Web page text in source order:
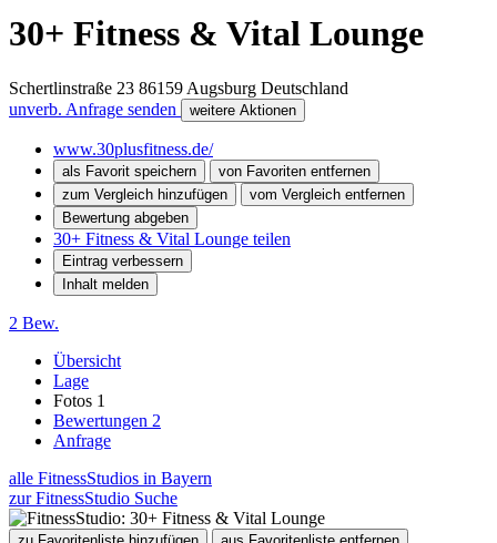
30+ Fitness & Vital Lounge
Schertlinstraße 23 86159 Augsburg Deutschland
unverb. Anfrage senden
weitere Aktionen
www.30plusfitness.de/
als Favorit speichern
von Favoriten entfernen
zum Vergleich hinzufügen
vom Vergleich entfernen
Bewertung abgeben
30+ Fitness & Vital Lounge teilen
Eintrag verbessern
Inhalt melden
2 Bew.
Übersicht
Lage
Fotos 1
Bewertungen 2
Anfrage
alle FitnessStudios in Bayern
zur FitnessStudio Suche